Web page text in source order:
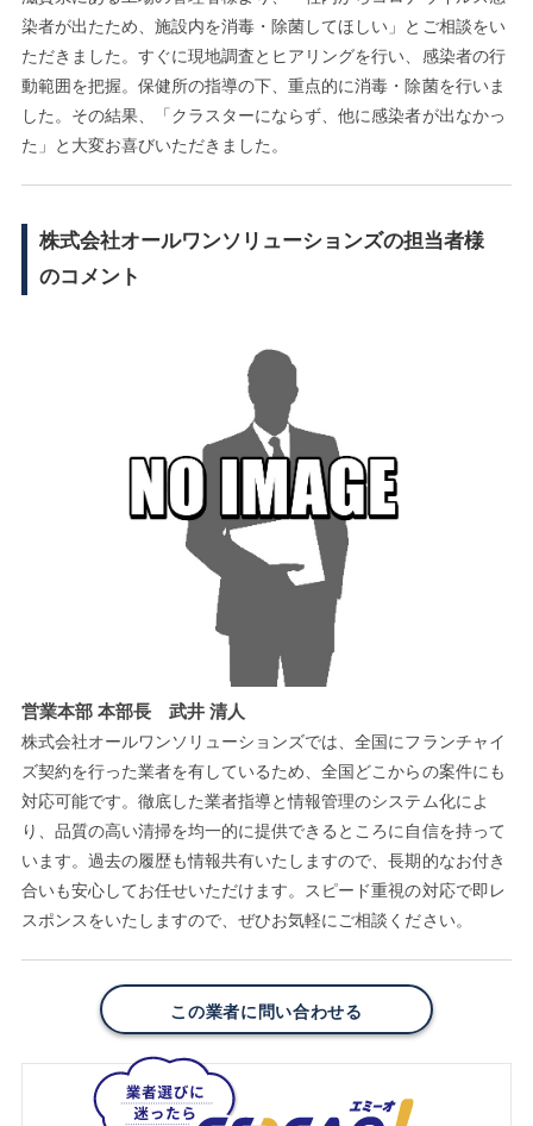
染者が出たため、施設内を消毒・除菌してほしい」とご相談をい
ただきました。すぐに現地調査とヒアリングを行い、感染者の行
動範囲を把握。保健所の指導の下、重点的に消毒・除菌を行いま
した。その結果、「クラスターにならず、他に感染者が出なかっ
た」と大変お喜びいただきました。
株式会社オールワンソリューションズの担当者様
のコメント
営業本部 本部長 武井 清人
株式会社オールワンソリューションズでは、全国にフランチャイ
ズ契約を行った業者を有しているため、全国どこからの案件にも
対応可能です。徹底した業者指導と情報管理のシステム化によ
り、品質の高い清掃を均一的に提供できるところに自信を持って
います。過去の履歴も情報共有いたしますので、長期的なお付き
合いも安心してお任せいただけます。スピード重視の対応で即レ
スポンスをいたしますので、ぜひお気軽にご相談ください。
この業者に問い合わせる